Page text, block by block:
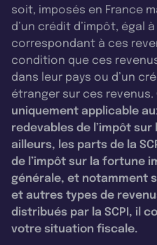
soit, imposés en France
d’un crédit d’impôt, égal
correspondant à ces
condition que ces
dans leur pays ou d’un
étranger sur ces revenus.
uniquement applicable
redevables de l’impôt
ailleurs, les parts de la
de l’impôt sur la fortune
générale, et notamment
et autres types de
distribués par la SCPI, il
votre situation fiscale.